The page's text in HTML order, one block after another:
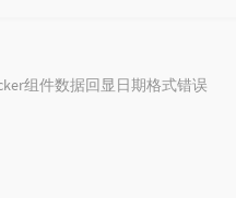
d
o
组件数据回显日期格式错误